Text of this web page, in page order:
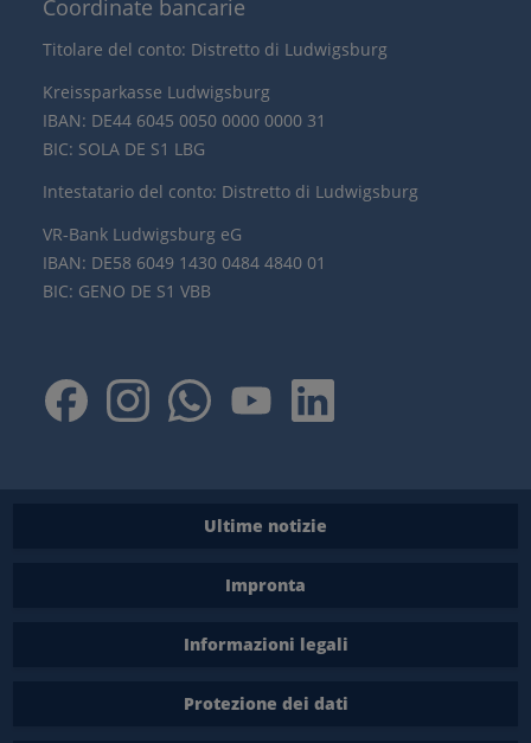
Coordinate bancarie
Titolare del conto: Distretto di Ludwigsburg
Kreissparkasse Ludwigsburg
IBAN: DE44 6045 0050 0000 0000 31
BIC: SOLA DE S1 LBG
Intestatario del conto: Distretto di Ludwigsburg
VR-Bank Ludwigsburg eG
IBAN: DE58 6049 1430 0484 4840 01
BIC: GENO DE S1 VBB
Ultime notizie
Impronta
Informazioni legali
Protezione dei dati